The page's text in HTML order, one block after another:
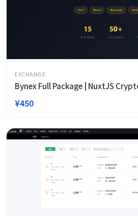
EXCHANGE
Bynex Full Package | NuxtJS
¥450